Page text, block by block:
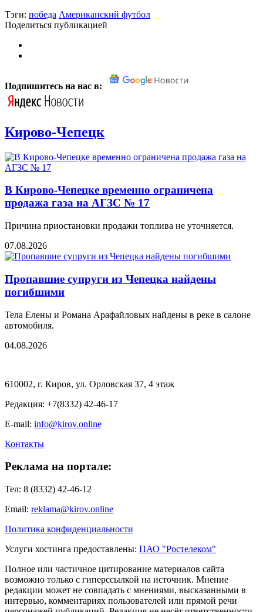
Тэги: победа Американский футбол
Поделиться публикацией
Подпишитесь на нас в:
Кирово-Чепецк
В Кирово-Чепецке временно ограничена
продажа газа на АГЗС № 17
Причина приостановки продажи топлива не уточняется.
07.08.2026
Пропавшие супруги из Чепецка найдены
погибшими
Тела Елены и Романа Арафайловых найдены в реке в салоне
автомобиля.
04.08.2026
610002, г. Киров, ул. Орловская 37, 4 этаж
Редакция: +7(8332) 42-46-17
E-mail: info@kirov.online
Контакты
Реклама на портале:
Тел: 8 (8332) 42-46-12
Email: reklama@kirov.online
Политика конфиденциальности
Услуги хостинга предоставлены: ПАО "Ростелеком"
Полное или частичное цитирование материалов сайта
возможно только с гиперссылкой на источник. Мнение
редакции может не совпадать с мнениями, высказанными в
интервью, комментариях пользователей или прямой речи